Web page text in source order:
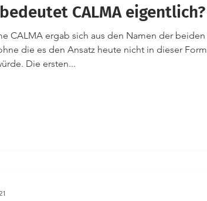
CALMA eigentlich?
CALMA ergab sich aus den Namen der beiden
die es den Ansatz heute nicht in dieser Form
Die ersten...